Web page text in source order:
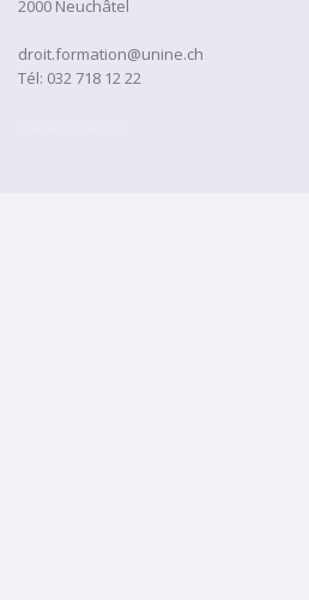
2000 Neuchâtel
droit.formation@unine.ch
Tél: 032 718 12 22